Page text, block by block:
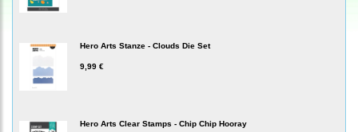
Hero Arts Stanze - Clouds Die Set
9,99 €
Hero Arts Clear Stamps - Chip Chip Hooray